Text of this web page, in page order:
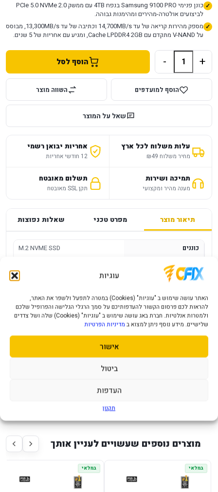
עוגיות
האתר עושה שימוש ב "עוגיות" (Cookies) במטרה לתפעל ולשפר את האתר,
להראות לכם פרסום הקשור להעדפותיכם על סמך הרגלי הגלישה והפרופיל שלכם
ולמטרות אנלטיות. חברת באג עושה שימוש ב "עוגיות" (Cookies) שלה ושל צדדים
שלישיים. מידע נוסף ניתן למצוא ב מדיניות הפרטיות
אישור
ביטול
העדפות
תקנון
כונן פנימי Samsung 9100 PRO בנפח 4TB עם ממשק PCIe 5.0 NVMe 2.0
לביצועים אולטרה-מהירים ומהימנות גבוהה.
מספק מהירות קריאה של עד 14,700MB/s וכתיבה של עד 13,300MB/s, מבוסס
על V-NAND מתקדם עם Cache LPDDR4 2GB, ומגיע עם אחריות של 5 שנים.
+
- הוסף לסל
הוסף למועדפים השווה מוצר
שאל על המוצר
עלות משלוח לכל ארץ
מחיר משלוח ₪49
אחריות יבואן רשמי
12 חודשי אחריות
תמיכה ושירות
מענה מהיר ומקצועי
תשלום מאובטח
תקן SSL מאובטח
תיאור מוצר מפרט טכני שאלות נפוצות
כוננים
M.2 NVME SSD
נפח אחסון
כונן Samsung 9100 PRO 4TB Gen5
כונן Samsung 9100 PRO בנפח 4TB מיועד למערכות מתקדמות
שצריכות אחסון NVMe מהיר במיוחד, עם נפח גדול לעבודה
מקצועית, גיימינג, עריכת וידאו, קבצי מדיה כבדים וסביבות עבודה
זה פתרון מתאים למי שבונה מחשב חדש או משדרג מערכת קיימת
מהירה בעבודה יומיומית וביישומים כבדים.
מוצרים נוספים שעשויים לעניין אותך
במלאי במלאי